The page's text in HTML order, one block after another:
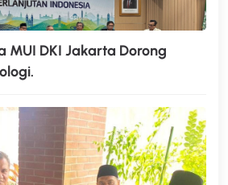
MUI DKI Jakarta Dorong